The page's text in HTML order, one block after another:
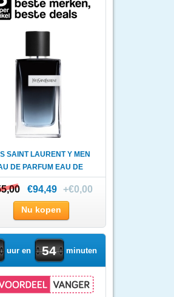
SAINT LAURENT Y MEN
DE PARFUM EAU DE
PARF..
€94,49 +€0,00
Nu kopen
uur en 54 minuten